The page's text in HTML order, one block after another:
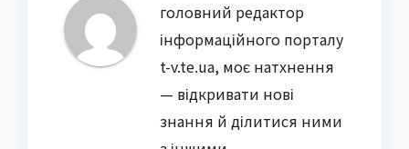
головний редактор
інформаційного порталу
t-v.te.ua, моє натхнення
— відкривати нові
знання й ділитися ними